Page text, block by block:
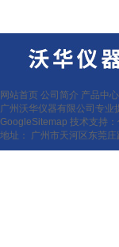
网站首页 公司简介 产品中心
广州沃华仪器有限公司专业
GoogleSitemap 技术支持：
地址： 广州市天河区东莞